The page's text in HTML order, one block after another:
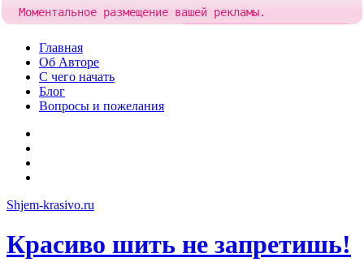
Skip
content
Главная
Об Авторе
С чего начать
Блог
Вопросы и пожелания
Shjem-krasivo.ru
Красиво шить не запретишь!
Моментальное размещение вашей рекламы.